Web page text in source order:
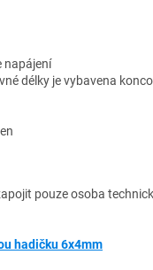
napájení
délky je vybavena
pouze osoba
hadičku 6x4mm